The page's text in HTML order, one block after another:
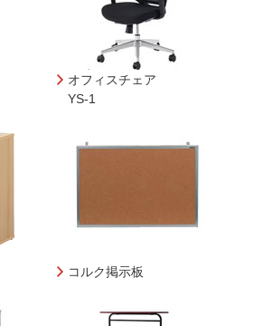
オフィスチェア
YS-1
コルク掲示板